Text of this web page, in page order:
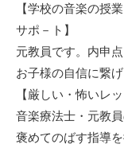
【学校の音楽の授
サポ－ト】
元教員です。内申
お子様の自信に繋げ
【厳しい・怖いレ
音楽療法士・元教
褒めてのばす指導を